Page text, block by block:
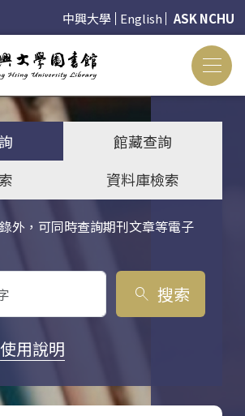
中興大學 English ASK NCHU
館藏查詢
資料庫檢索
外，可同時查詢期刊文章等電子
search 搜索
使用說明